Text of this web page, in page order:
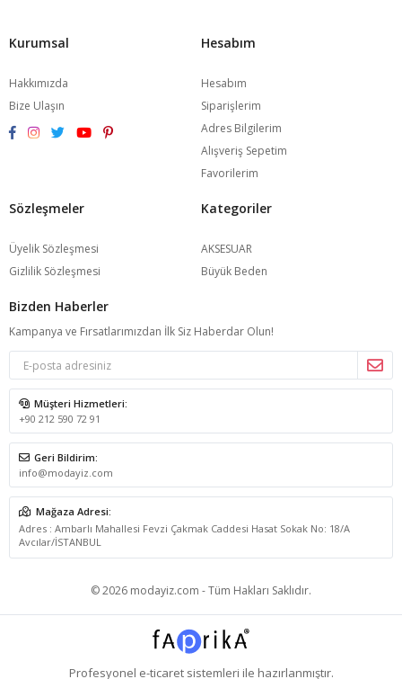
Kurumsal
Hakkımızda
Bize Ulaşın
Hesabım
Hesabım
Siparişlerim
Adres Bilgilerim
Alışveriş Sepetim
Favorilerim
Sözleşmeler
Üyelik Sözleşmesi
Gizlilik Sözleşmesi
Kategoriler
AKSESUAR
Büyük Beden
Bizden Haberler
Kampanya ve Fırsatlarımızdan İlk Siz Haberdar Olun!
Müşteri Hizmetleri:
+90 212 590 72 91
Geri Bildirim:
info@modayiz.com
Mağaza Adresi:
Adres : Ambarlı Mahallesi Fevzi Çakmak Caddesi Hasat Sokak No: 18/A
Avcılar/İSTANBUL
© 2026 modayiz.com - Tüm Hakları Saklıdır.
Profesyonel e-ticaretsistemleri ile hazırlanmıştır.